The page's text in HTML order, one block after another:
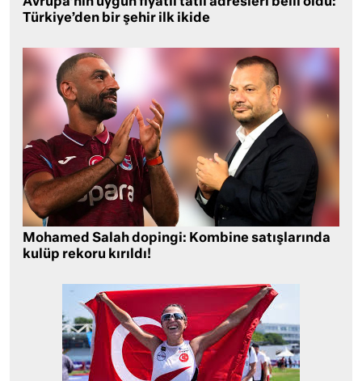
Türkiye’den bir şehir ilk ikide
Mohamed Salah dopingi: Kombine satışlarında
kulüp rekoru kırıldı!